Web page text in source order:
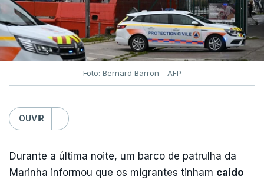
Foto: Bernard Barron - AFP
OUVIR
Durante a última noite, um barco de patrulha da
Marinha informou que os migrantes tinham caído